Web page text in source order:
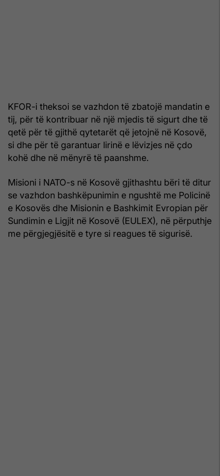
KFOR-i theksoi se vazhdon të zbatojë mandatin e
tij, për të kontribuar në një mjedis të sigurt dhe të
qetë për të gjithë qytetarët që jetojnë në Kosovë,
si dhe për të garantuar lirinë e lëvizjes në çdo
kohë dhe në mënyrë të paanshme.
Misioni i NATO-s në Kosovë gjithashtu bëri të ditur
se vazhdon bashkëpunimin e ngushtë me Policinë
e Kosovës dhe Misionin e Bashkimit Evropian për
Sundimin e Ligjit në Kosovë (EULEX), në përputhje
me përgjegjësitë e tyre si reagues të sigurisë.